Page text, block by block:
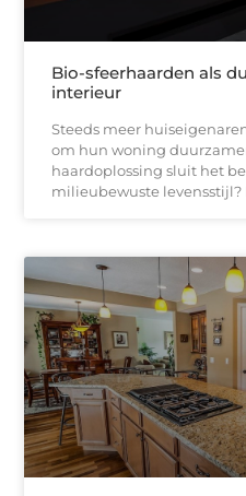
Bio-sfeerhaarden als
interieur
Steeds meer
om hun woning
haardoplossing sluit het
milieubewuste levensstijl?